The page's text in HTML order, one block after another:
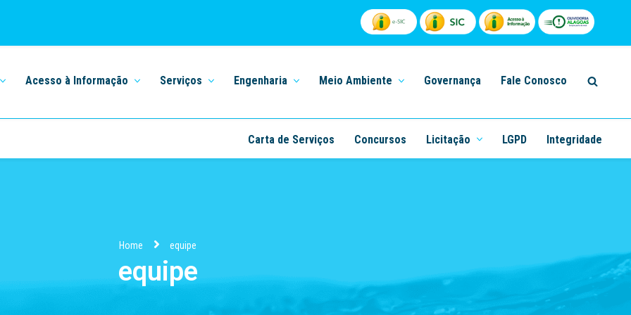
Acesso à Informação Serviços Engenharia Meio Ambiente Governança Fale Conosco
Carta de Serviços Concursos Licitação LGPD Integridade
Home equipe
equipe